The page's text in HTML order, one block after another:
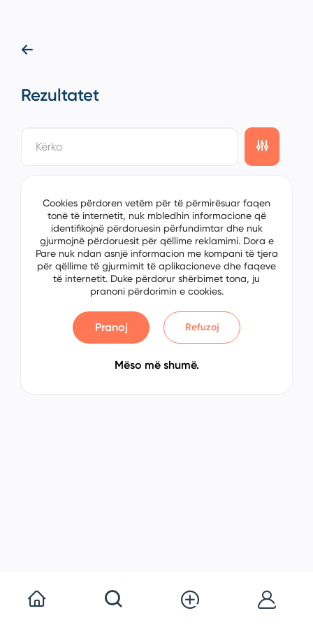
Rezultatet
Cookies përdoren vetëm për të përmirësuar faqen
tonë të internetit, nuk mbledhin informacione që
identifikojnë përdoruesin përfundimtar dhe nuk
gjurmojnë përdoruesit për qëllime reklamimi. Dora e
Pare nuk ndan asnjë informacion me kompani të tjera
për qëllime të gjurmimit të aplikacioneve dhe faqeve
të internetit. Duke përdorur shërbimet tona, ju
pranoni përdorimin e cookies.
Pranoj Refuzoj
Mëso më shumë.